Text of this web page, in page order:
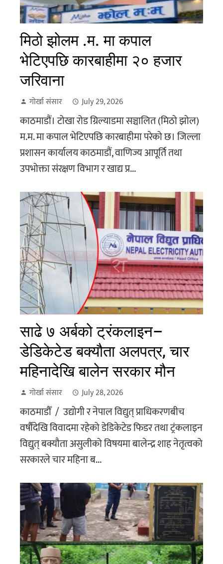
मिठो झोलम .म. मा कपाल
भेटिएपछि कारबाहीमा २० हजार
जरिवाना
गोर्खा संसार July 29, 2026
काठमाडौं। टोखा रोड ग्रिल्याडमा सञ्चालित (मिठो झोल)
म.म. मा कपाल भेटिएपछि कारबाहीमा परेको छ। जिल्ला
प्रशासन कार्यालय काठमाडौं, वाणिज्य आपूर्ति तथा
उपभोक्ता संरक्षण विभाग र खाद्य प्र...
साढे ७ अर्बको ट्रंकलाइन–
डेडिकेटेड बक्यौता अलपत्र, चार
महिनादेखि बालेन सरकार मौन
गोर्खा संसार July 28, 2026
काठमाडौँ / उद्योगी र नेपाल विद्युत् प्राधिकरणबीच
वर्षौंदेखि विवादमा रहेको डेडिकेटेड फिडर तथा ट्रंकलाइन
विद्युत् बक्यौता असुलीको विषयमा बालेन्द्र शाह नेतृत्वको
सरकारले चार महिना ब...